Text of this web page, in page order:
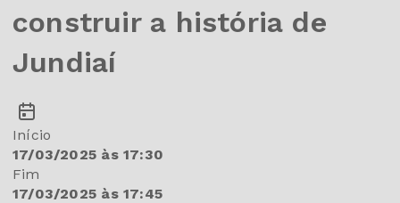
construir a história de
Jundiaí
Início
17/03/2025 às 17:30
Fim
17/03/2025 às 17:45